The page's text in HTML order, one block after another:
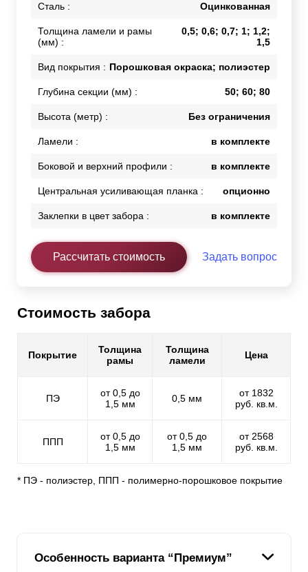
Сталь : Оцинкованная
Толщина ламели и рамы
(мм) :
0,5; 0,6; 0,7; 1; 1,2;
1,5
Вид покрытия : Порошковая окраска; полиэстер
Глубина секции (мм) : 50; 60; 80
Высота (метр) : Без ограничения
Ламели : в комплекте
Боковой и верхний профили : в комплекте
Центральная усиливающая планка : опционно
Заклепки в цвет забора : в комплекте
Рассчитать стоимость Задать вопрос
Стоимость забора
Покрытие
Толщина
рамы
Толщина
ламели
Цена
ПЭ
от 0,5 до
1,5 мм
0,5 мм
от 1832
руб. кв.м.
ППП
от 0,5 до
1,5 мм
от 0,5 до
1,5 мм
от 2568
руб. кв.м.
* ПЭ - полиэстер, ППП - полимерно-порошковое покрытие
Особенность варианта “Премиум”